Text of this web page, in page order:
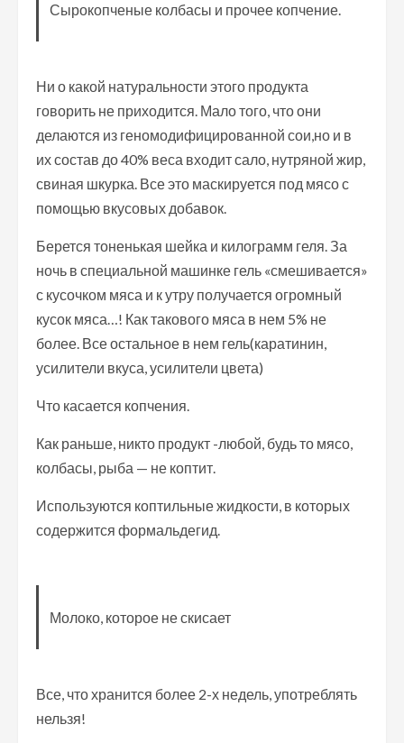
Сырокопченые колбасы и прочее копчение.
Ни о какой натуральности этого продукта
говорить не приходится. Мало того, что они
делаются из геномодифицированной сои,но и в
их состав до 40% веса входит сало, нутряной жир,
свиная шкурка. Все это маскируется под мясо с
помощью вкусовых добавок.
Берется тоненькая шейка и килограмм геля. За
ночь в специальной машинке гель «смешивается»
с кусочком мяса и к утру получается огромный
кусок мяса…! Как такового мяса в нем 5% не
более. Все остальное в нем гель(каратинин,
усилители вкуса, усилители цвета)
Что касается копчения.
Как раньше, никто продукт -любой, будь то мясо,
колбасы, рыба — не коптит.
Используются коптильные жидкости, в которых
содержится формальдегид.
Молоко, которое не скисает
Все, что хранится более 2-х недель, употреблять
нельзя!